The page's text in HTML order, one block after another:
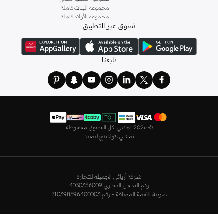
! اختاري من مجموعتنا قطعًا أنثوية مثل
، أو اقتني العبوات الاقتصادية التي تحتوي على كافة القطع الأساسية.
مريحة، بما في ذلك قمصان النوم والبيجامات من علامات
نعوميوغيرها.
استعدي لأجواء الصيف مع مجموعتنا من ملابس السباحة التي تضم كل ما تحتاجينه،
مستلزمات الشاطئ أو المسبح.
من علامات رائدة مثلتمبرلاندو لاكوست وغانتوجيوردانووغيرها، لتكون دائمًا في أبهى
صورة سواء كنت متوجهاً إلى عملك أو تقضي عطلة نهاية الأسبوع برفقة أصدقائك
ستجد لدينا في مجموعة التيشيرتات والقمصان كل ما تحتاجه مع مجموعة متنوعة من
وفي نزهاتك مع أصدقائك. واطلع على الكنزات والهوديز و
وألوان متعددة لتكون بكامل أناقتك في كافة المناسبات.
مجموعة البنات كاملة
مجموعة الأولاد كاملة
تسوق عبر التطبيق
تابعنا
© 2026 نمشي. كل الحقوق محفوظة
نمشي هولدينج ليميتد
شركة أزيائي الجميلة للتجارة
رقم السجل التجاري 4030356009
ضريبة القيمة المضافة - رقم 310398596400003